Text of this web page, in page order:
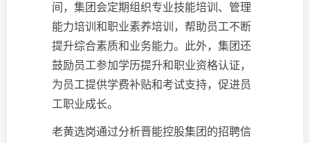
间，集团会定期组织专业技能培训、管理
能力培训和职业素养培训，帮助员工不断
提升综合素质和业务能力。此外，集团还
鼓励员工参加学历提升和职业资格认证，
为员工提供学费补贴和考试支持，促进员
工职业成长。
老黄选岗通过分析晋能控股集团的招聘信